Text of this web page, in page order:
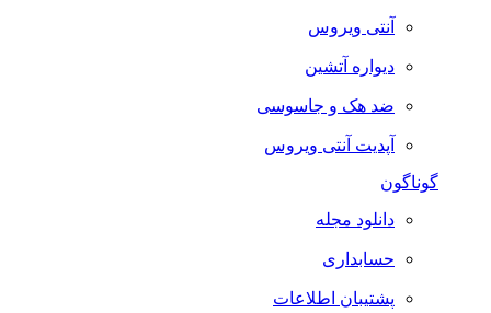
آنتی ویروس
دیواره آتشین
ضد هک و جاسوسی
آپدیت آنتی ویروس
گوناگون
دانلود مجله
حسابداری
پشتیبان اطلاعات